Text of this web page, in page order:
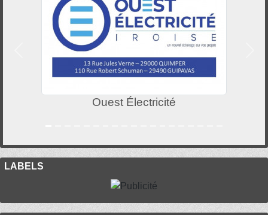
Ouest Électricité
Précedent
LABELS